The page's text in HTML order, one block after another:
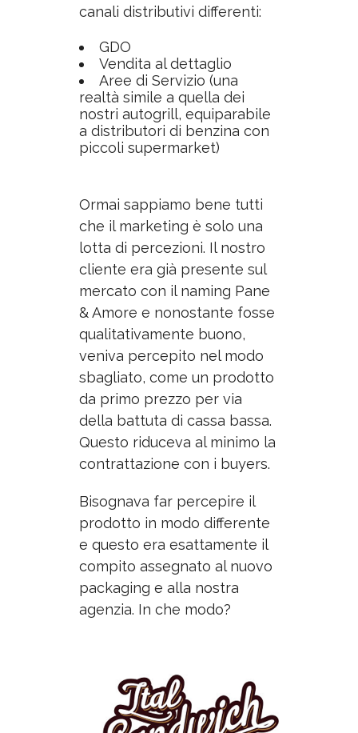
canali distributivi differenti:
GDO
Vendita al dettaglio
Aree di Servizio (una
realtà simile a quella dei
nostri autogrill, equiparabile
a distributori di benzina con
piccoli supermarket)
Ormai sappiamo bene tutti
che il marketing è solo una
lotta di percezioni. Il nostro
cliente era già presente sul
mercato con il naming Pane
& Amore e nonostante fosse
qualitativamente buono,
veniva percepito nel modo
sbagliato, come un prodotto
da primo prezzo per via
della battuta di cassa bassa.
Questo riduceva al minimo la
contrattazione con i buyers.
Bisognava far percepire il
prodotto in modo differente
e questo era esattamente il
compito assegnato al nuovo
packaging e alla nostra
agenzia. In che modo?